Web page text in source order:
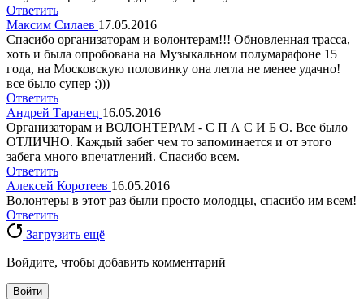
Ответить
Максим Силаев 17.05.2016
Спасибо организаторам и волонтерам!!! Обновленная трасса,
хоть и была опробована на Музыкальном полумарафоне 15
года, на Московскую половинку она легла не менее удачно!
все было супер ;)))
Ответить
Андрей Таранец 16.05.2016
Организаторам и ВОЛОНТЕРАМ - С П А С И Б О. Все было
ОТЛИЧНО. Каждый забег чем то запоминается и от этого
забега много впечатлений. Спасибо всем.
Ответить
Алексей Коротеев 16.05.2016
Волонтеры в этот раз были просто молодцы, спасибо им всем!
Ответить
Загрузить ещё
Войдите, чтобы добавить комментарий
Войти